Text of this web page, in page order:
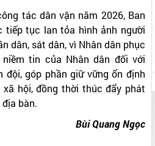
tác dân vận năm 2026, Ban
tiếp tục lan tỏa hình ảnh người
dân, sát dân, vì Nhân dân phục
tin của Nhân dân đối với
đội, góp phần giữ vững ổn định
hội, đồng thời thúc đẩy phát
bàn.
Bùi Quang Ngọc